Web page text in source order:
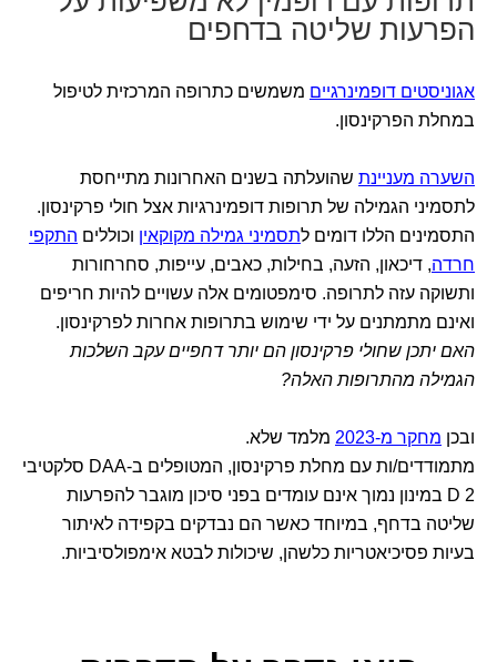
הפרעות שליטה בדחפים
אגוניסטים דופמינרגיים משמשים כתרופה המרכזית לטיפול
במחלת הפרקינסון.
השערה מעניינת שהועלתה בשנים האחרונות מתייחסת
לתסמיני הגמילה של תרופות דופמינרגיות אצל חולי פרקינסון.
התסמינים הללו דומים לתסמיני גמילה מקוקאין וכוללים התקפי
חרדה, דיכאון, הזעה, בחילות, כאבים, עייפות, סחרחורות
ותשוקה עזה לתרופה. סימפטומים אלה עשויים להיות חריפים
ואינם מתמתנים על ידי שימוש בתרופות אחרות לפרקינסון.
האם יתכן שחולי פרקינסון הם יותר דחפיים עקב השלכות
הגמילה מהתרופות האלה?
ובכן מחקר מ-2023
מלמד שלא.
מתמודדים/ות עם מחלת פרקינסון, המטופלים ב-DAA סלקטיבי
D 2 במינון נמוך אינם עומדים בפני סיכון מוגבר להפרעות
שליטה בדחף, במיוחד כאשר הם נבדקים בקפידה לאיתור
בעיות פסיכיאטריות כלשהן, שיכולות לבטא אימפולסיביות.